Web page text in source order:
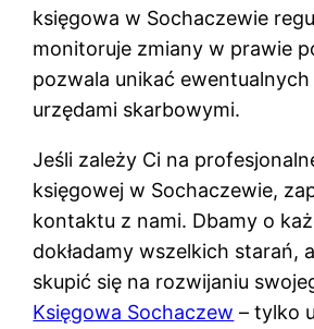
księgowa w Sochaczewie
monitoruje zmiany w prawie
pozwala unikać
urzędami skarbowymi.
Jeśli zależy Ci na
księgowej w Sochaczewie,
kontaktu z nami. Dbamy o
dokładamy wszelkich starań,
skupić się na rozwijaniu
Księgowa Sochaczew – tylko